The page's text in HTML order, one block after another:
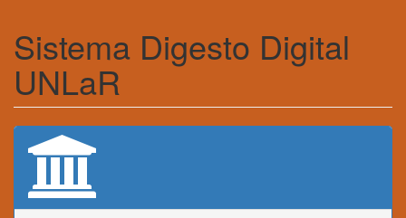
Sistema Digesto Digital
UNLaR